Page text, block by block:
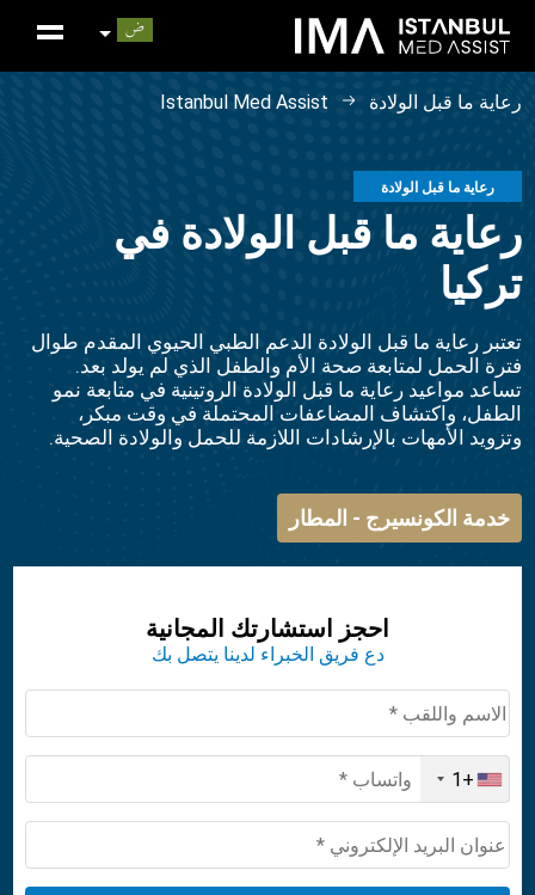
Istanbul Med Assist رعاية ما قبل الولادة
رعاية ما قبل الولادة
رعاية ما قبل الولادة في
تركيا
تعتبر رعاية ما قبل الولادة الدعم الطبي الحيوي المقدم طوال
فترة الحمل لمتابعة صحة الأم والطفل الذي لم يولد بعد.
تساعد مواعيد رعاية ما قبل الولادة الروتينية في متابعة نمو
الطفل، واكتشاف المضاعفات المحتملة في وقت مبكر،
وتزويد الأمهات بالإرشادات اللازمة للحمل والولادة الصحية.
خدمة الكونسيرج - المطار
احجز استشارتك المجانية
دع فريق الخبراء لدينا يتصل بك
United
States
+1
+1